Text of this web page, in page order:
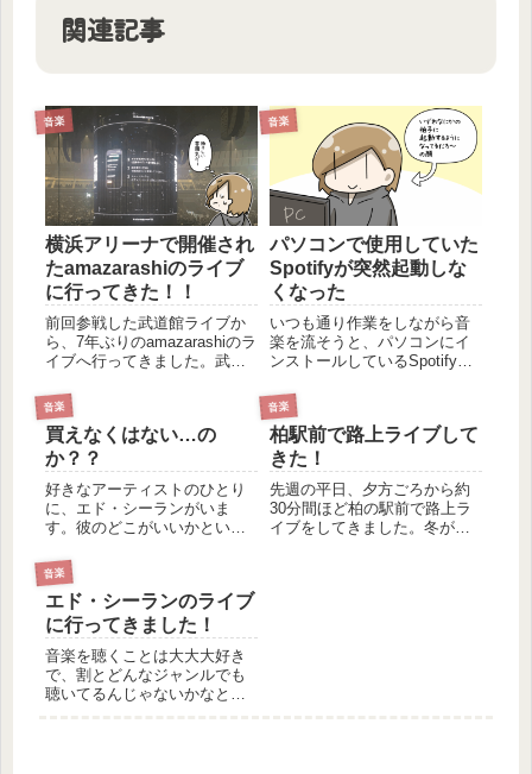
関連記事
音楽
横浜アリーナで開催され
たamazarashiのライブ
に行ってきた！！
前回参戦した武道館ライブか
ら、7年ぶりのamazarashiのラ
イブへ行ってきました。武道
きのストーリー 武道館ライ
ブでは、あるストーリーをも
とにライブが行われました。
ざっくりいうと、言論統制が
とても厳しく行われて...
音楽
パソコンで使用していた
Spotifyが突然起動しな
くなった
いつも通り作業をしながら音
楽を流そうと、パソコンにイ
ンストールしているSpotifyを
ケーションを開こうにもなぜ
か一向に開かれません。数秒
経ったあと「The Spotify
application is not r...
音楽
買えなくはない…の
か？？
好きなアーティストのひとり
に、エド・シーランがいま
す。彼のどこがいいかという
ォーマンスのかっこよさで
す。ルーパーというエフェク
ターとアコギを使って、ひと
りでバンドさながらのパフォ
ーマンスを行うのです。 ル
ーパーとい...
音楽
柏駅前で路上ライブして
きた！
先週の平日、夕方ごろから約
30分間ほど柏の駅前で路上ラ
イブをしてきました。冬が近
音楽
エド・シーランのライブ
に行ってきました！
音楽を聴くことは大大大好き
で、割とどんなジャンルでも
聴いてるんじゃないかなと思